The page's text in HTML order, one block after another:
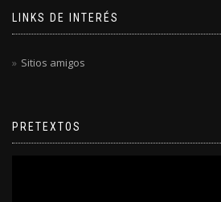
LINKS DE INTERÉS
Sitios amigos
PRETEXTOS